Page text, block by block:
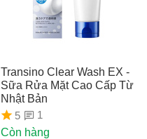
Transino Clear Wash EX -
Sữa Rửa Mặt Cao Cấp Từ
Nhật Bản
5
1
Còn hàng